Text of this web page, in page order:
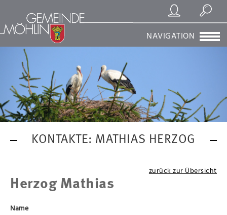
Registrierung/Login
Suchen
NAVIGATION
KONTAKTE: MATHIAS HERZOG
zurück zur Übersicht
Herzog Mathias
Name